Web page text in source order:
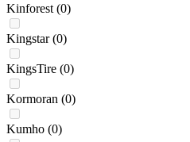
Kinforest (0)
Kingstar (0)
KingsTire (0)
Kormoran (0)
Kumho (0)